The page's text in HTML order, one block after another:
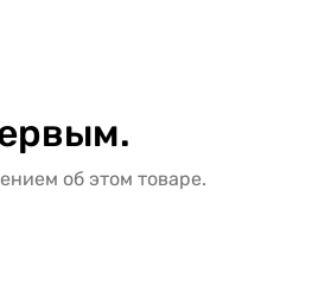
об этом товаре.